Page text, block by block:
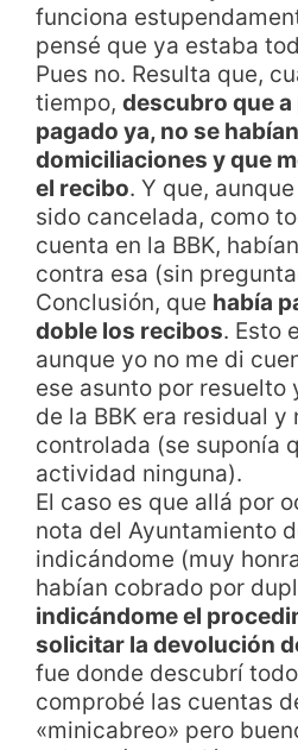
funciona
pensé que ya estaba
Pues no. Resulta que,
tiempo, descubro que
pagado ya, no se
domiciliaciones y que
el recibo. Y que,
sido cancelada, como
cuenta en la BBK,
contra esa (sin
Conclusión, que había
doble los recibos. Esto
aunque yo no me di
ese asunto por resuelto
de la BBK era residual y
controlada (se suponía
actividad ninguna).
El caso es que allá por
nota del Ayuntamiento
indicándome (muy
habían cobrado por
indicándome el
solicitar la devolución
fue donde descubrí
comprobé las cuentas
«minicabreo» pero